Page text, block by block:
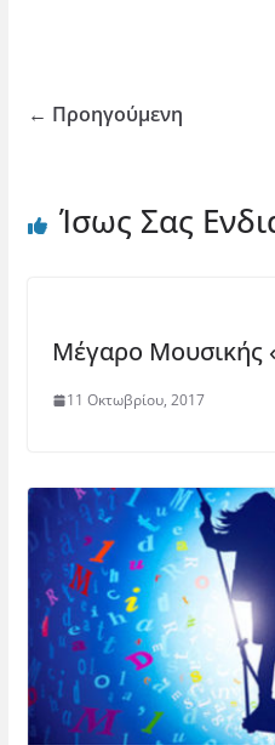
← Προηγούμενη
Ίσως Σας
Μέγαρο Μουσικής
11 Οκτωβρίου, 2017